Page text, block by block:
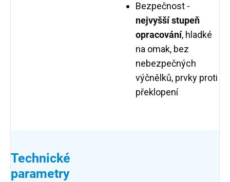
Bezpečnost -
nejvyšší stupeň
opracování, hladké
na omak, bez
nebezpečných
výčnělků, prvky proti
překlopení
Technické
parametry